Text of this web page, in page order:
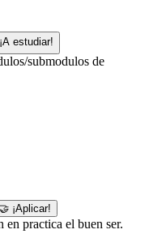
estudiar!
submodulos de
🤝 ¡Aplicar!
en practica el buen ser.